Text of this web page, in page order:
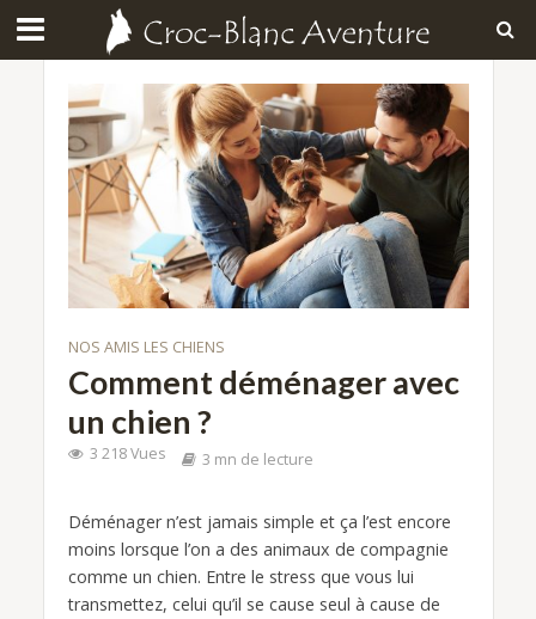
NOS AMIS LES CHIENS
Comment déménager avec
un chien ?
3 218 Vues 3 mn de lecture
Déménager n’est jamais simple et ça l’est encore
moins lorsque l’on a des animaux de compagnie
comme un chien. Entre le stress que vous lui
transmettez, celui qu’il se cause seul à cause de